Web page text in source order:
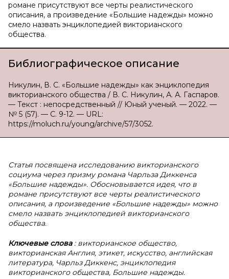
романе присутствуют все черты реалистического
описания, а произведение «Большие надежды» можно
смело назвать энциклопедией викторианского
общества.
Библиографическое описание
Никулин, В. С. «Большие надежды» как энциклопедия
викторианского общества / В. С. Никулин, А. А. Гаспаров.
— Текст : непосредственный // Юный ученый. — 2022. —
№ 5 (57). — С. 9-12. — URL:
https://moluch.ru/young/archive/57/3052.
Статья посвящена исследованию викторианского
социума через призму романа Чарльза Диккенса
«Большие надежды». Обосновывается идея, что в
романе присутствуют все черты реалистического
описания, а произведение «Большие надежды» можно
смело назвать энциклопедией викторианского
общества.
Ключевые слова : викторианское общество,
викторианская Англия, этикет, искусство, английская
литература, Чарльз Диккенс, энциклопедия
викторианского общества, Большие надежды.